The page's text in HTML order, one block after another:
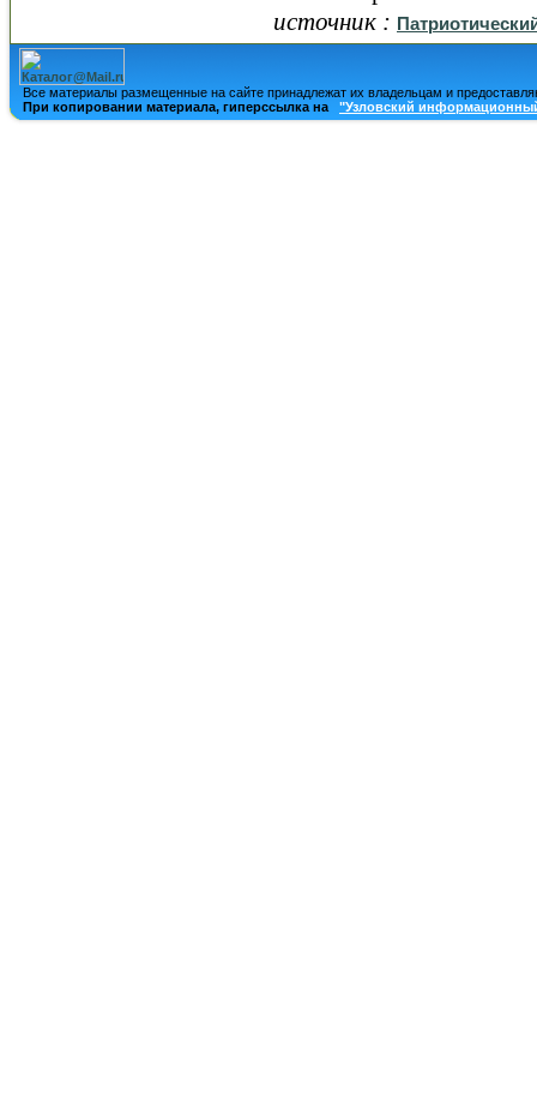
источник :
Все материалы размещенные на сайте принадлежат их владельцам и
При копировании материала, гиперссылка на
"Узловский